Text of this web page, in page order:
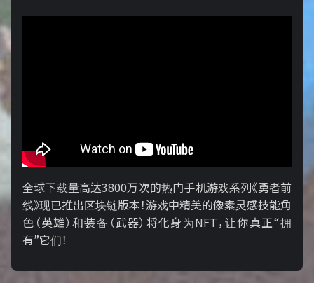
全球下载量高达3800万次的热门手机游戏系列《勇者前
线》现已推出区块链版本！游戏中精美的像素灵感技能角
色（英雄）和装备（武器）将化身为NFT，让你真正“拥
有”它们！